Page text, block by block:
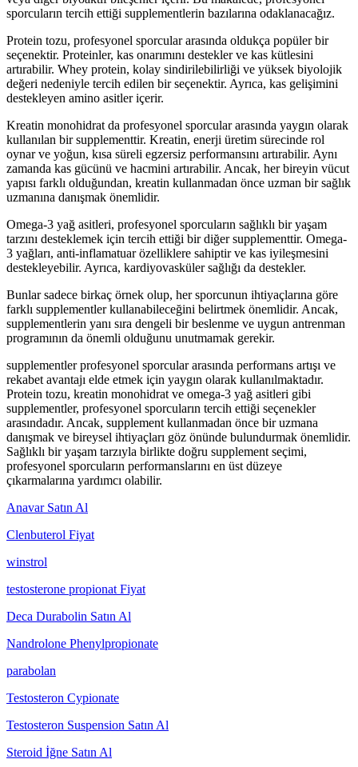
sporcuların tercih ettiği supplementlerin bazılarına odaklanacağız.
Protein tozu, profesyonel sporcular arasında oldukça popüler bir
seçenektir. Proteinler, kas onarımını destekler ve kas kütlesini
artırabilir. Whey protein, kolay sindirilebilirliği ve yüksek biyolojik
değeri nedeniyle tercih edilen bir seçenektir. Ayrıca, kas gelişimini
destekleyen amino asitler içerir.
Kreatin monohidrat da profesyonel sporcular arasında yaygın olarak
kullanılan bir supplementtir. Kreatin, enerji üretim sürecinde rol
oynar ve yoğun, kısa süreli egzersiz performansını artırabilir. Aynı
zamanda kas gücünü ve hacmini artırabilir. Ancak, her bireyin vücut
yapısı farklı olduğundan, kreatin kullanmadan önce uzman bir sağlık
uzmanına danışmak önemlidir.
Omega-3 yağ asitleri, profesyonel sporcuların sağlıklı bir yaşam
tarzını desteklemek için tercih ettiği bir diğer supplementtir. Omega-
3 yağları, anti-inflamatuar özelliklere sahiptir ve kas iyileşmesini
destekleyebilir. Ayrıca, kardiyovasküler sağlığı da destekler.
Bunlar sadece birkaç örnek olup, her sporcunun ihtiyaçlarına göre
farklı supplementler kullanabileceğini belirtmek önemlidir. Ancak,
supplementlerin yanı sıra dengeli bir beslenme ve uygun antrenman
programının da önemli olduğunu unutmamak gerekir.
supplementler profesyonel sporcular arasında performans artışı ve
rekabet avantajı elde etmek için yaygın olarak kullanılmaktadır.
Protein tozu, kreatin monohidrat ve omega-3 yağ asitleri gibi
supplementler, profesyonel sporcuların tercih ettiği seçenekler
arasındadır. Ancak, supplement kullanmadan önce bir uzmana
danışmak ve bireysel ihtiyaçları göz önünde bulundurmak önemlidir.
Sağlıklı bir yaşam tarzıyla birlikte doğru supplement seçimi,
profesyonel sporcuların performanslarını en üst düzeye
çıkarmalarına yardımcı olabilir.
Anavar Satın Al
Clenbuterol Fiyat
winstrol
testosterone propionat Fiyat
Deca Durabolin Satın Al
Nandrolone Phenylpropionate
parabolan
Testosteron Cypionate
Testosteron Suspension Satın Al
Steroid İğne Satın Al